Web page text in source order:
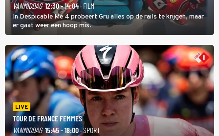
VANMIDDAG 12:30 - 14:04· FILM
In Despicable Me 4 probeert Gru alles op de rails te krijgen, maar
er gaat weer een hoop mis.
LIVE
TOUR DE FRANCE FEMMES
VANMIDDAG 15:45 - 18:00· SPORT